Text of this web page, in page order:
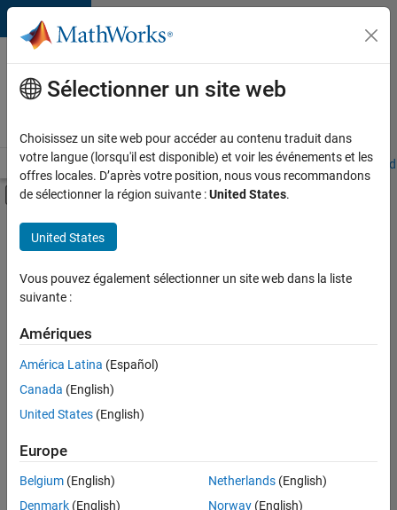
Passer au contenu
Votre
carrière
chez
Accueil Explorer nos opportunités Adresses de nos bureaux
Activer/désactiver l'affichage du menu
Contenu principal
FILTRER PAR
Support avancé
Applications et outils commerciaux
Rédaction technique
Actuellement,
aucune
offre
d'emploi
correspondant
à vos
critères
Sélectionner un site web
Choisissez un site web pour accéder au contenu traduit dans
votre langue (lorsqu'il est disponible) et voir les événements et les
offres locales. D’après votre position, nous vous recommandons
de sélectionner la région suivante :United States.
United States
Vous pouvez également sélectionner un site web dans la liste
suivante :
Amériques
América Latina (Español)
Canada (English)
United States (English)
Europe
Belgium (English)
Denmark (English)
Netherlands(English)
Norway(English)